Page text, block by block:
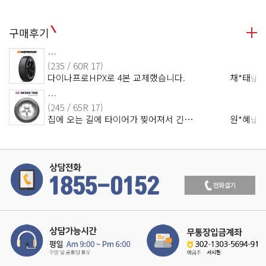
구매후기
…
(235 / 60R 17)
다이나프로HPX로 4본 교체했습니다.
채*태님
…
(245 / 65R 17)
집에 오는 길에 타이어가 찢어져서 긴…
원*혜님